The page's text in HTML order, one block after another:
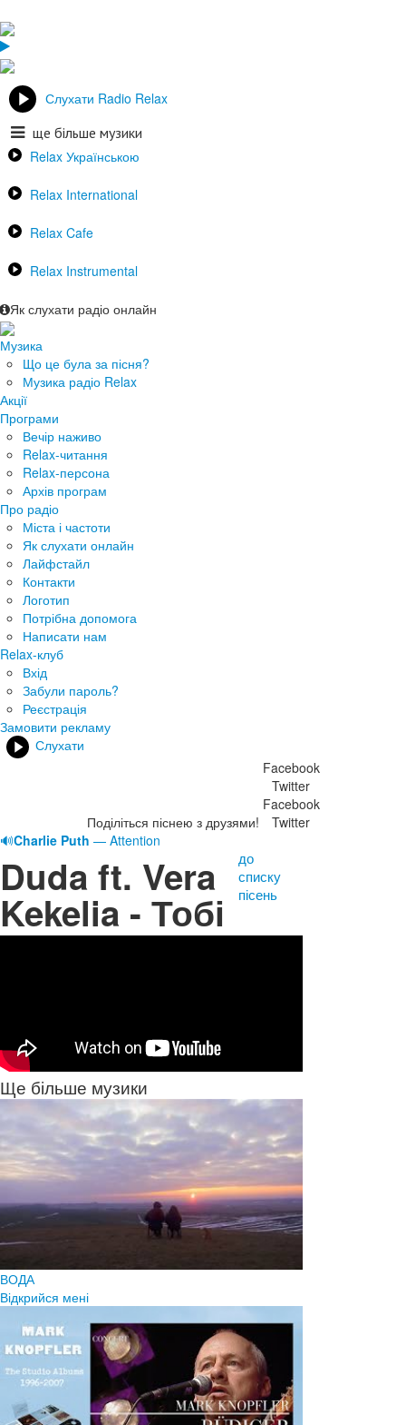
Слухати Radio Relax
ще більше музики
Relax Українською
Relax International
Relax Cafe
Relax Instrumental
Як слухати радіо онлайн
Музика
Що це була за пісня?
Музика радіо Relax
Акції
Програми
Вечір наживо
Relax-читання
Relax-персона
Архів програм
Про радіо
Міста і частоти
Як слухати онлайн
Лайфстайл
Контакти
Логотип
Потрібна допомога
Написати нам
Relax-клуб
Вхід
Забули пароль?
Реєстрація
Замовити рекламу
Слухати
Поділіться піснею з друзями!
Facebook
Twitter
Facebook
Twitter
🔊Charlie Puth — Attention
Duda ft. Vera
Kekelia - Тобі
до
списку
пісень
Ще більше музики
ВОДА
Відкрийся мені